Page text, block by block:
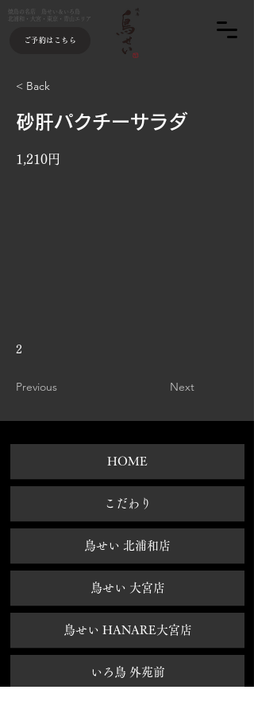
焼鳥の名店 鳥せい＆いろ鳥
北浦和・大宮・東京・青山エリア
ご予約はこちら
< Back
砂肝パクチーサラダ
1,210円
2
Previous Next
HOME
​こだわり
鳥せい 北浦和店
鳥せい 大宮店
鳥せい HANARE大宮店
いろ鳥 外苑前